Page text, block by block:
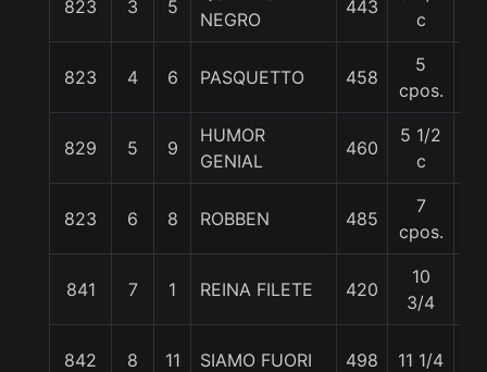
823 3 5
NEGRO
443
c
823 4 6 PASQUETTO 458
5
cpos.
829 5 9
HUMOR
GENIAL
460
5 1/2
c
823 6 8 ROBBEN 485
7
cpos.
841 7 1 REINA FILETE 420
10
3/4
842 8 11 SIAMO FUORI 498 11 1/4